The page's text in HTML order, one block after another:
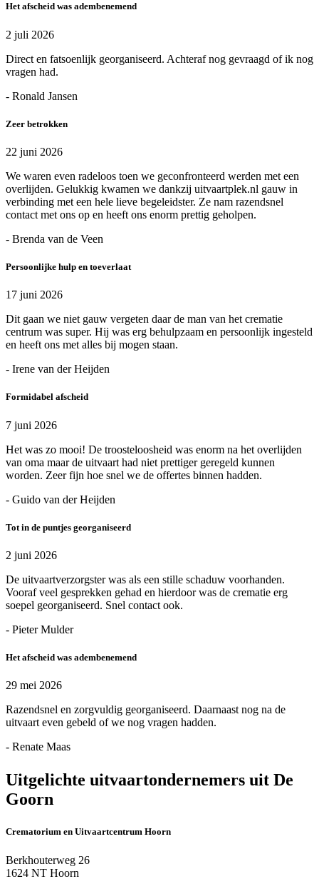
Het afscheid was adembenemend
2 juli 2026
Direct en fatsoenlijk georganiseerd. Achteraf nog gevraagd of ik nog
vragen had.
- Ronald Jansen
Zeer betrokken
22 juni 2026
We waren even radeloos toen we geconfronteerd werden met een
overlijden. Gelukkig kwamen we dankzij uitvaartplek.nl gauw in
verbinding met een hele lieve begeleidster. Ze nam razendsnel
contact met ons op en heeft ons enorm prettig geholpen.
- Brenda van de Veen
Persoonlijke hulp en toeverlaat
17 juni 2026
Dit gaan we niet gauw vergeten daar de man van het crematie
centrum was super. Hij was erg behulpzaam en persoonlijk ingesteld
en heeft ons met alles bij mogen staan.
- Irene van der Heijden
Formidabel afscheid
7 juni 2026
Het was zo mooi! De troosteloosheid was enorm na het overlijden
van oma maar de uitvaart had niet prettiger geregeld kunnen
worden. Zeer fijn hoe snel we de offertes binnen hadden.
- Guido van der Heijden
Tot in de puntjes georganiseerd
2 juni 2026
De uitvaartverzorgster was als een stille schaduw voorhanden.
Vooraf veel gesprekken gehad en hierdoor was de crematie erg
soepel georganiseerd. Snel contact ook.
- Pieter Mulder
Het afscheid was adembenemend
29 mei 2026
Razendsnel en zorgvuldig georganiseerd. Daarnaast nog na de
uitvaart even gebeld of we nog vragen hadden.
- Renate Maas
Uitgelichte uitvaartondernemers uit De
Goorn
Crematorium en Uitvaartcentrum Hoorn
Berkhouterweg 26
1624 NT Hoorn